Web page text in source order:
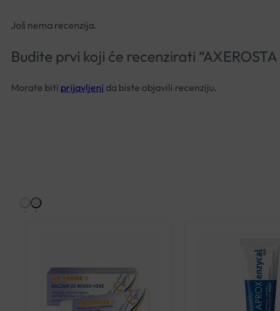
Još nema recenzija.
Budite prvi koji će recenzirati “AXEROSTA
Morate biti prijavljeni da biste objavili recenziju.